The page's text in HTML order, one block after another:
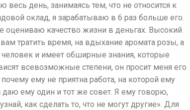
день, занимаясь тем, что не относится к
оклад, я зарабатываю в 6 раз больше его.
оцениваю качество жизни в деньгах. Высокий
тратить время, на вдыхание аромата розы, а
и имеет обширные знания, которые
всевозможные степени, он просит меня его
ему не приятна работа, на которой ему
ему один и тот же совет. Я ему говорю,
как сделать то, что не могут другие». Для